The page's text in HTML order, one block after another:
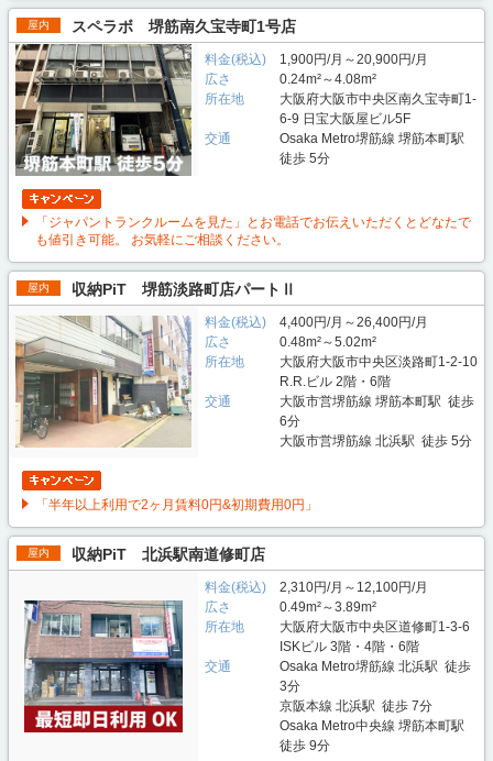
屋内 スペラボ 堺筋南久宝寺町1号店
料金(税込)
1,900円/月～20,900円/月
広さ
0.24m²～4.08m²
所在地
大阪府大阪市中央区南久宝寺町1-
6-9 日宝大阪屋ビル5F
交通
Osaka Metro堺筋線 堺筋本町駅
徒歩 5分
「ジャパントランクルームを見た」とお電話でお伝えいただくとどなたで
も値引き可能。 お気軽にご相談ください。
屋内 収納PiT 堺筋淡路町店パートⅡ
料金(税込)
4,400円/月～26,400円/月
広さ
0.48m²～5.02m²
所在地
大阪府大阪市中央区淡路町1-2-10
R.R.ビル 2階・6階
交通
大阪市営堺筋線 堺筋本町駅 徒歩
6分
大阪市営堺筋線 北浜駅 徒歩 5分
「半年以上利用で2ヶ月賃料0円&初期費用0円」
屋内 収納PiT 北浜駅南道修町店
料金(税込)
2,310円/月～12,100円/月
広さ
0.49m²～3.89m²
所在地
大阪府大阪市中央区道修町1-3-6
ISKビル 3階・4階・6階
交通
Osaka Metro堺筋線 北浜駅 徒歩
3分
京阪本線 北浜駅 徒歩 7分
Osaka Metro中央線 堺筋本町駅
徒歩 9分